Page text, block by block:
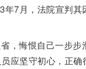
7月，法院宣判
，悔恨自己一步
应坚守初心，正